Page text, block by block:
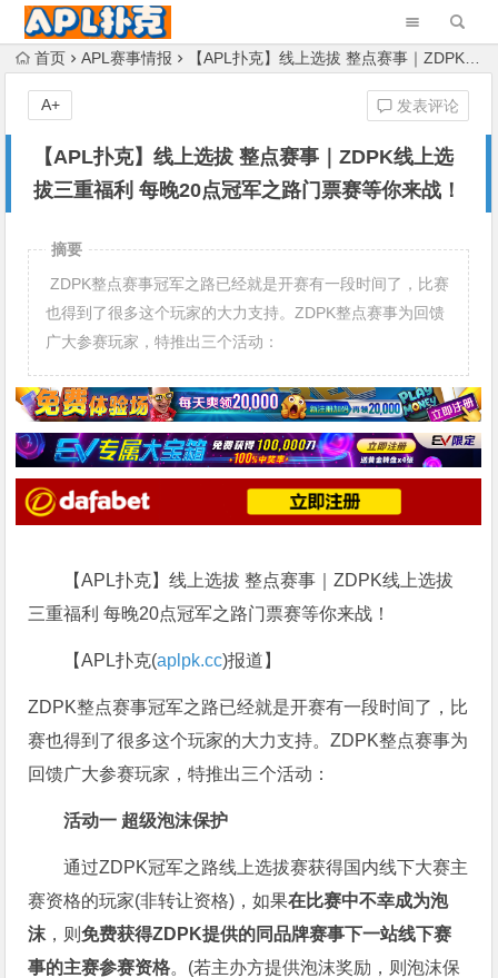
首页 APL赛事情报 【APL扑克】线上选拔 整点赛事｜ZDPK线上选拔三重福利 每晚20点冠军之路门票赛等你来战！
【APL扑克】线上选拔 整点赛事｜ZDPK线上选
拔三重福利 每晚20点冠军之路门票赛等你来战！
发表评论
A+
摘要
ZDPK整点赛事冠军之路已经就是开赛有一段时间了，比赛
也得到了很多这个玩家的大力支持。ZDPK整点赛事为回馈
广大参赛玩家，特推出三个活动：
【APL扑克】线上选拔 整点赛事｜ZDPK线上选拔
三重福利 每晚20点冠军之路门票赛等你来战！
【APL扑克(aplpk.cc)报道】
ZDPK整点赛事冠军之路已经就是开赛有一段时间了，比
赛也得到了很多这个玩家的大力支持。ZDPK整点赛事为
回馈广大参赛玩家，特推出三个活动：
活动一 超级泡沫保护
通过ZDPK冠军之路线上选拔赛获得国内线下大赛主
赛资格的玩家(非转让资格)，如果在比赛中不幸成为泡
沫 ，则免费获得ZDPK提供的同品牌赛事下一站线下赛
事的主赛参赛资格。(若主办方提供泡沫奖励，则泡沫保